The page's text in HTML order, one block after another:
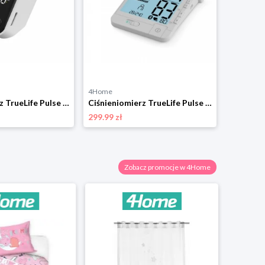
Ciśnieniomierz TrueLife Pulse B-Vision
4Home
Ciśnieniomierz TrueLife Pulse BT
299.99 zł
Zobacz promocje w 4Home